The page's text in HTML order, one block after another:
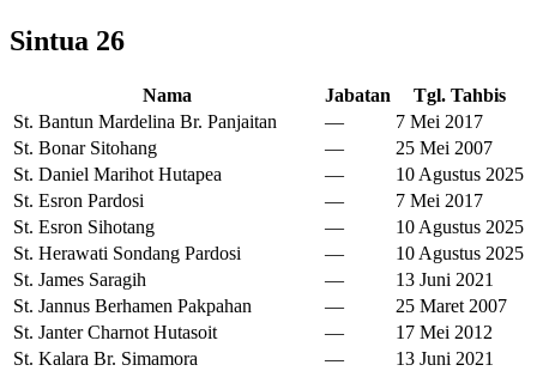
Sintua 26
Nama Jabatan
Tgl. Tahbis
St. Bantun Mardelina Br. Panjaitan
—
7 Mei 2017
St. Bonar Sitohang
—
25 Mei 2007
St. Daniel Marihot Hutapea
—
10 Agustus 2025
St. Esron Pardosi
—
7 Mei 2017
St. Esron Sihotang
—
10 Agustus 2025
St. Herawati Sondang Pardosi
—
10 Agustus 2025
St. James Saragih
—
13 Juni 2021
St. Jannus Berhamen Pakpahan
—
25 Maret 2007
St. Janter Charnot Hutasoit
—
17 Mei 2012
St. Kalara Br. Simamora
—
13 Juni 2021